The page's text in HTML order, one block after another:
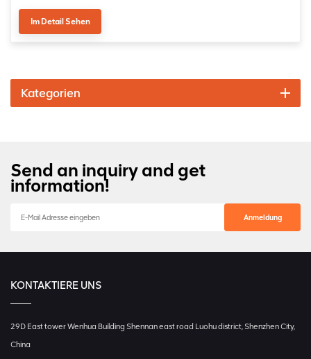
Im Detail Sehen
Kategorien
Send an inquiry and get
information!
KONTAKTIERE UNS
29D East tower Wenhua Building Shennan east road Luohu district, Shenzhen City,
China